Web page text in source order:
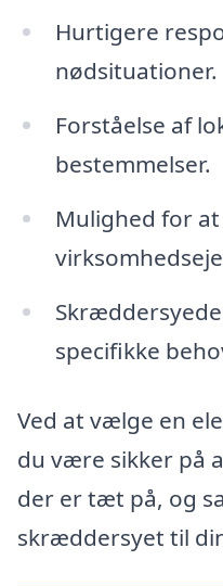
Hurtigere
nødsituationer.
Forståelse af
bestemmelser.
Mulighed for
specifikke
Ved at vælge en
du være sikker på
der er tæt på, og
skræddersyet til